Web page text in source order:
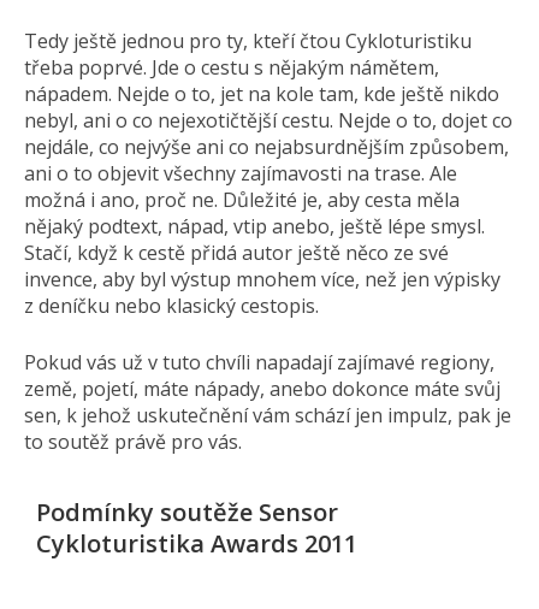
Tedy ještě jednou pro ty, kteří čtou Cykloturistiku
třeba poprvé. Jde o cestu s nějakým námětem,
nápadem. Nejde o to, jet na kole tam, kde ještě nikdo
nebyl, ani o co nejexotičtější cestu. Nejde o to, dojet co
nejdále, co nejvýše ani co nejabsurdnějším způsobem,
ani o to objevit všechny zajímavosti na trase. Ale
možná i ano, proč ne. Důležité je, aby cesta měla
nějaký podtext, nápad, vtip anebo, ještě lépe smysl.
Stačí, když k cestě přidá autor ještě něco ze své
invence, aby byl výstup mnohem více, než jen výpisky
z deníčku nebo klasický cestopis.
Pokud vás už v tuto chvíli napadají zajímavé regiony,
země, pojetí, máte nápady, anebo dokonce máte svůj
sen, k jehož uskutečnění vám schází jen impulz, pak je
to soutěž právě pro vás.
Podmínky soutěže Sensor
Cykloturistika Awards 2011